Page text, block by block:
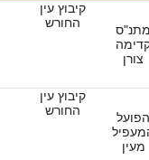
מתנ"ס
צורן
קיבוץ עין
החורש
הפועל
מעין
קיבוץ עין
החורש